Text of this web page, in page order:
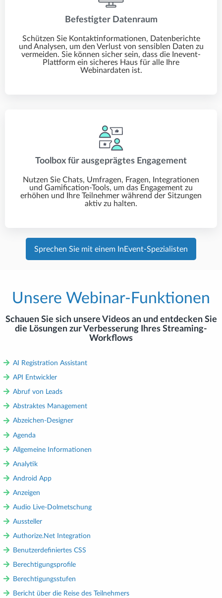
Befestigter Datenraum
Schützen Sie Kontaktinformationen, Datenberichte
und Analysen, um den Verlust von sensiblen Daten zu
vermeiden. Sie können sicher sein, dass die Inevent-
Plattform ein sicheres Haus für alle Ihre
Webinardaten ist.
Toolbox für ausgeprägtes Engagement
Nutzen Sie Chats, Umfragen, Fragen, Integrationen
und Gamification-Tools, um das Engagement zu
erhöhen und Ihre Teilnehmer während der Sitzungen
aktiv zu halten.
Sprechen Sie mit einem InEvent-Spezialisten
Unsere Webinar-Funktionen
Schauen Sie sich unsere Videos an und entdecken Sie
die Lösungen zur Verbesserung Ihres Streaming-
Workflows
AI Registration Assistant
API Entwickler
Abruf von Leads
Abstraktes Management
Abzeichen-Designer
Agenda
Allgemeine Informationen
Analytik
Android App
Anzeigen
Audio Live-Dolmetschung
Aussteller
Authorize.Net Integration
Benutzerdefiniertes CSS
Berechtigungsprofile
Berechtigungsstufen
Bericht über die Reise des Teilnehmers